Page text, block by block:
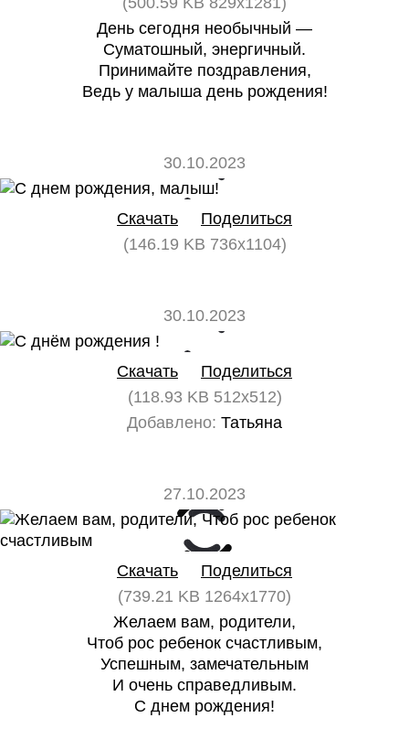
День сегодня необычный —
Суматошный, энергичный.
Принимайте поздравления,
Ведь у малыша день рождения!
30.10.2023
0
Скачать
Поделиться
(146.19 KB 736x1104)
30.10.2023
Скачать
Поделиться
(118.93 KB 512x512)
Добавлено: Татьяна
27.10.2023
0
Скачать
Поделиться
(739.21 KB 1264x1770)
Желаем вам, родители,
Чтоб рос ребенок счастливым,
Успешным, замечательным
И очень справедливым.
С днем рождения!